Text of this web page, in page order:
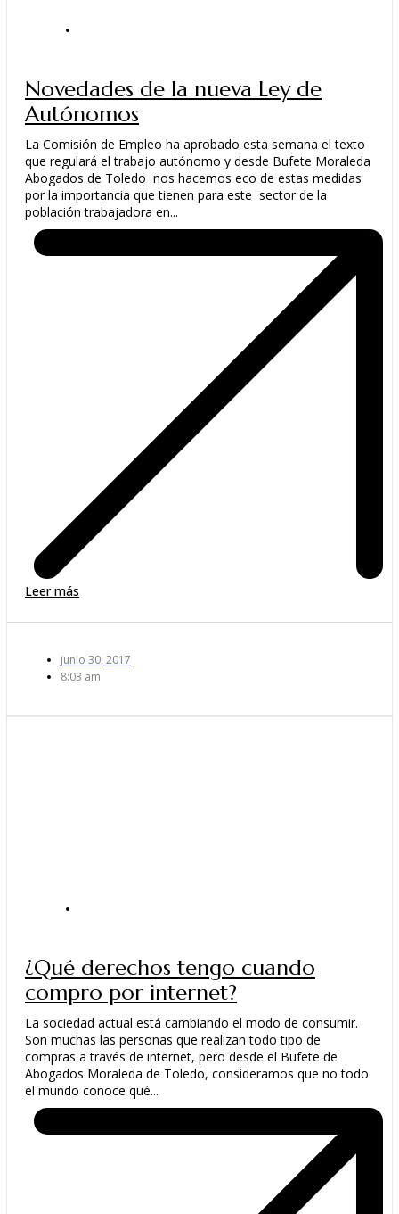
Novedades de la nueva Ley de
Autónomos
La Comisión de Empleo ha aprobado esta semana el texto
que regulará el trabajo autónomo y desde Bufete Moraleda
Abogados de Toledo nos hacemos eco de estas medidas
por la importancia que tienen para este sector de la
población trabajadora en...
Leer más
junio 30, 2017
8:03 am
¿Qué derechos tengo cuando
compro por internet?
La sociedad actual está cambiando el modo de consumir.
Son muchas las personas que realizan todo tipo de
compras a través de internet, pero desde el Bufete de
Abogados Moraleda de Toledo, consideramos que no todo
el mundo conoce qué...